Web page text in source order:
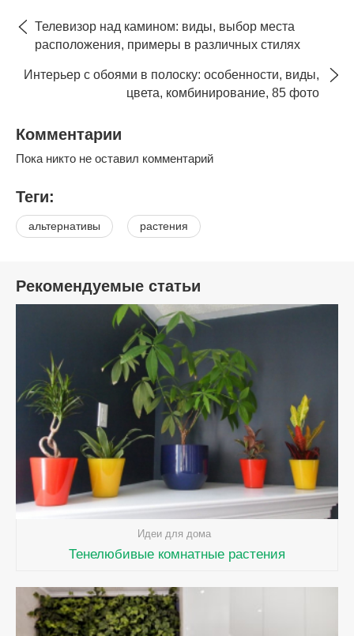
Телевизор над камином: виды, выбор места
расположения, примеры в различных стилях
Интерьер с обоями в полоску: особенности, виды,
цвета, комбинирование, 85 фото
Комментарии
Пока никто не оставил комментарий
Теги:
альтернативы растения
Рекомендуемые статьи
Идеи для дома
Тенелюбивые комнатные растения